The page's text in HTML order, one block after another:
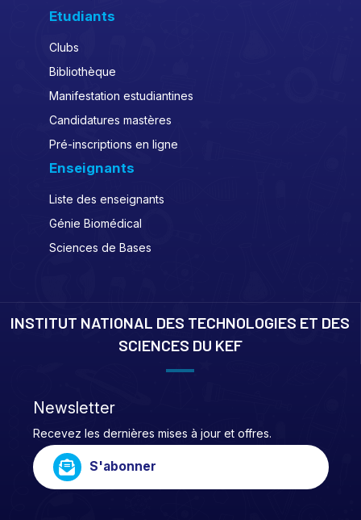
Etudiants
Clubs
Bibliothèque
Manifestation estudiantines
Candidatures mastères
Pré-inscriptions en ligne
Enseignants
Liste des enseignants
Génie Biomédical
Sciences de Bases
INSTITUT NATIONAL DES TECHNOLOGIES ET DES
SCIENCES DU KEF
Newsletter
Recevez les dernières mises à jour et offres.
S'abonner